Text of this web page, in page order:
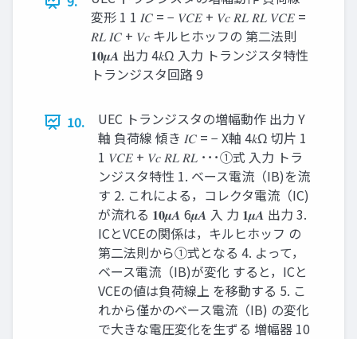
変形 1 1 𝐼𝐶 = − 𝑉𝐶𝐸 + 𝑉𝑐 𝑅𝐿 𝑅𝐿 𝑉𝐶𝐸 =
𝑅𝐿 𝐼𝐶 + 𝑉𝑐 キルヒホッフの 第二法則
𝟏𝟎𝝁𝑨 出力 4𝑘Ω 入力 トランジスタ特性
トランジスタ回路 9
10.
UEC トランジスタの増幅動作 出力 Y
軸 負荷線 傾き 𝐼𝐶 = − X軸 4𝑘Ω 切片 1
1 𝑉𝐶𝐸 + 𝑉𝑐 𝑅𝐿 𝑅𝐿 ･･･①式 入力 トラ
ンジスタ特性 1. ベース電流（IB)を流
す 2. これによる，コレクタ電流（IC)
が流れる 𝟏𝟎𝝁𝑨 6𝝁𝑨 入 力 𝟏𝝁𝑨 出力 3.
ICとVCEの関係は，キルヒホッフ の
第二法則から①式となる 4. よって，
ベース電流（IB)が変化 すると，ICと
VCEの値は負荷線上 を移動する 5. こ
れから僅かのベース電流（IB) の変化
で大きな電圧変化を生ずる 増幅器 10